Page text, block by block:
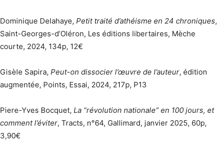
Dominique Delahaye, Petit traité d’athéisme en 24 chroniques,
Saint-Georges-d’Oléron, Les éditions libertaires, Mèche
courte, 2024, 134p, 12€
Gisèle Sapira, Peut-on dissocier l’œuvre de l’auteur, édition
augmentée, Points, Essai, 2024, 217p, P13
Piere-Yves Bocquet, La “révolution nationale” en 100 jours, et
comment l’éviter, Tracts, n°64, Gallimard, janvier 2025, 60p,
3,90€